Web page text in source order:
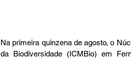
Na primeira quinzena de agosto, o
da Biodiversidade (ICMBio) em